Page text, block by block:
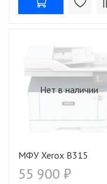
Нет в наличии
МФУ Xerox B315
55 900 ₽